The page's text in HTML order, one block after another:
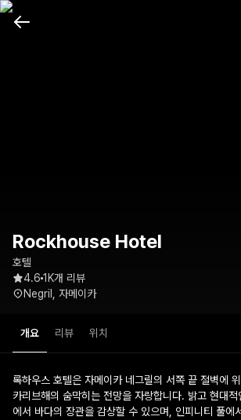
Rockhouse Hotel
호텔
4.6 1K개 리뷰
Negril, 자메이카
개요 리뷰 위치
록하우스 호텔은 자메이카 네그릴의 서쪽 끝 절벽에
카리브해의 숨막히는 전망을 자랑합니다. 밝고 현대
에서 바다의 장관을 감상할 수 있으며, 인피니티 풀에